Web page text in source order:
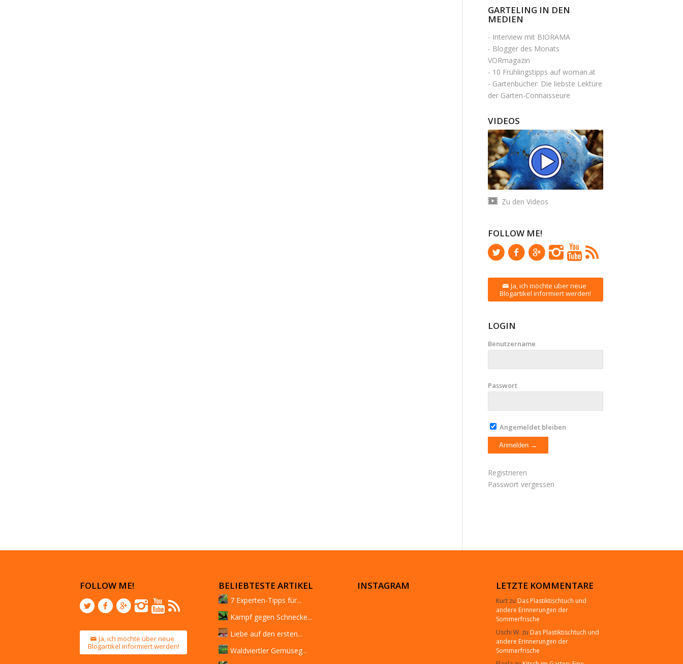
GARTELING IN DEN
MEDIEN
- Interview mit BIORAMA
- Blogger des Monats
VORmagazin
- 10 Frühlingstipps auf woman.at
- Gartenbücher: Die liebste Lektüre
der Garten-Connaisseure
VIDEOS
Zu den Videos
FOLLOW ME!
Ja, ich möchte über neue
Blogartikel informiert werden!
LOGIN
Benutzername
Passwort
Angemeldet bleiben
Registrieren
Passwort vergessen
FOLLOW ME!
Ja, ich möchte über neue
Blogartikel informiert werden!
BELIEBTESTE ARTIKEL
7 Experten-Tipps für...
Kampf gegen Schnecke...
Liebe auf den ersten...
Waldviertler Gemüseg...
INSTAGRAM LETZTE KOMMENTARE
Kurtzu Das Plastiktischtuch und
andere Erinnerungen der
Sommerfrische
Uschi W. zu Das Plastiktischtuch und
andere Erinnerungen der
Sommerfrische